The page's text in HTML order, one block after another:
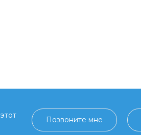
Позвоните мне